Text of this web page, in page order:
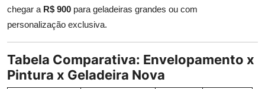
chegar a R$ 900 para geladeiras grandes ou com
personalização exclusiva.
Tabela Comparativa: Envelopamento x
Pintura x Geladeira Nova